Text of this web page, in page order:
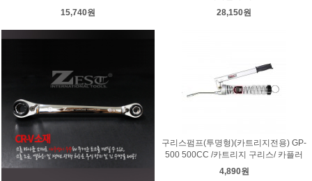
15,740원
28,150원
구리스펌프(투명형)(카트리지전용) GP-
500 500CC /카트리지 구리스/ 카플러
4,890원